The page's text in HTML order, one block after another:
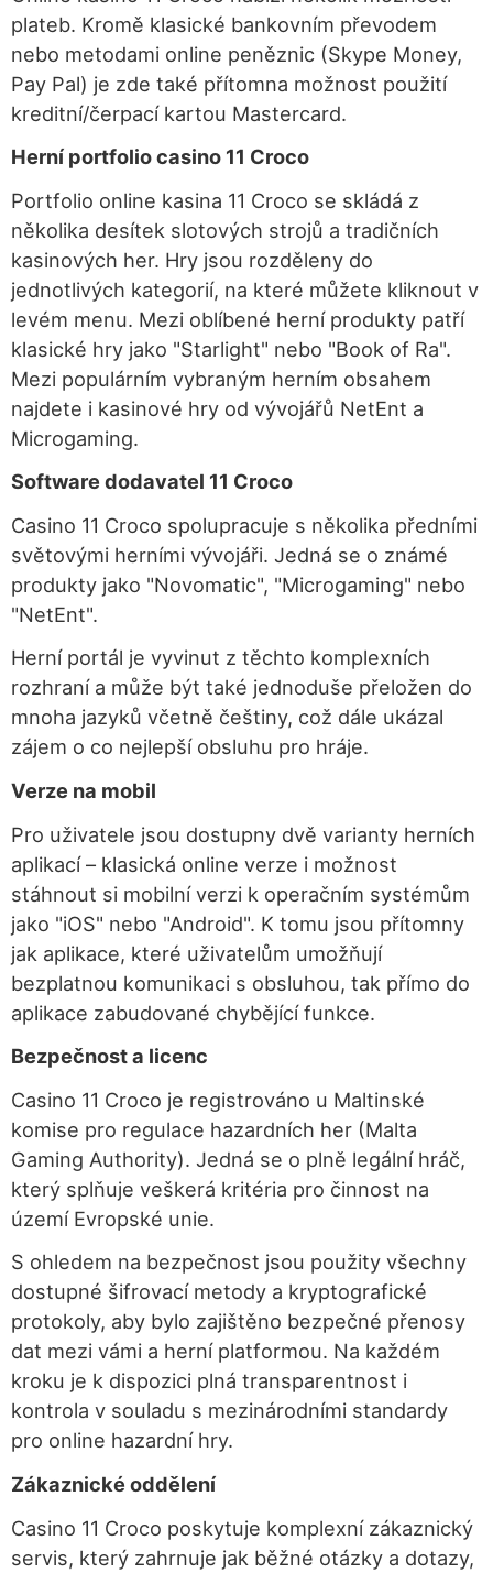
plateb. Kromě klasické bankovním převodem
nebo metodami online peněznic (Skype Money,
Pay Pal) je zde také přítomna možnost použití
kreditní/čerpací kartou Mastercard.
Herní portfolio casino 11 Croco
Portfolio online kasina 11 Croco se skládá z
několika desítek slotových strojů a tradičních
kasinových her. Hry jsou rozděleny do
jednotlivých kategorií, na které můžete kliknout v
levém menu. Mezi oblíbené herní produkty patří
klasické hry jako "Starlight" nebo "Book of Ra".
Mezi populárním vybraným herním obsahem
najdete i kasinové hry od vývojářů NetEnt a
Microgaming.
Software dodavatel 11 Croco
Casino 11 Croco spolupracuje s několika předními
světovými herními vývojáři. Jedná se o známé
produkty jako "Novomatic", "Microgaming" nebo
"NetEnt".
Herní portál je vyvinut z těchto komplexních
rozhraní a může být také jednoduše přeložen do
mnoha jazyků včetně češtiny, což dále ukázal
zájem o co nejlepší obsluhu pro hráje.
Verze na mobil
Pro uživatele jsou dostupny dvě varianty herních
aplikací – klasická online verze i možnost
stáhnout si mobilní verzi k operačním systémům
jako "iOS" nebo "Android". K tomu jsou přítomny
jak aplikace, které uživatelům umožňují
bezplatnou komunikaci s obsluhou, tak přímo do
aplikace zabudované chybějící funkce.
Bezpečnost a licenc
Casino 11 Croco je registrováno u Maltinské
komise pro regulace hazardních her (Malta
Gaming Authority). Jedná se o plně legální hráč,
který splňuje veškerá kritéria pro činnost na
území Evropské unie.
S ohledem na bezpečnost jsou použity všechny
dostupné šifrovací metody a kryptografické
protokoly, aby bylo zajištěno bezpečné přenosy
dat mezi vámi a herní platformou. Na každém
kroku je k dispozici plná transparentnost i
kontrola v souladu s mezinárodními standardy
pro online hazardní hry.
Zákaznické oddělení
Casino 11 Croco poskytuje komplexní zákaznický
servis, který zahrnuje jak běžné otázky a dotazy,